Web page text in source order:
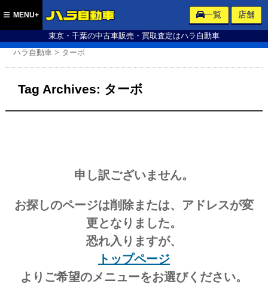
東京・千葉の中古車販売・買取査定はハラ自動車
MENU+ 一覧 店舗
ハラ自動車 > ターボ
Tag Archives: ターボ
申し訳ございません。
お探しのページは削除または、アドレスが変
更となりました。
恐れ入りますが、
トップページ
よりご希望のメニューをお選びください。